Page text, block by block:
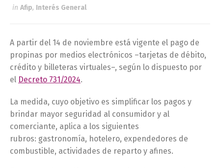
in Afip, Interés General
A partir del 14 de noviembre está vigente el pago de
propinas por medios electrónicos –tarjetas de débito,
crédito y billeteras virtuales–, según lo dispuesto por
el Decreto 731/2024.
La medida, cuyo objetivo es simplificar los pagos y
brindar mayor seguridad al consumidor y al
comerciante, aplica a los siguientes
rubros: gastronomía, hotelero, expendedores de
combustible, actividades de reparto y afines.